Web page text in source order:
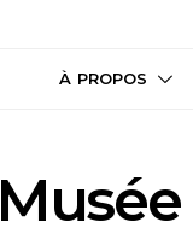
À PROPOS